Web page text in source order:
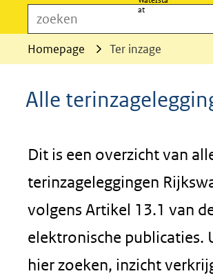
zoeken
Homepage Ter inzage
Alle
Dit is een overzicht van
terinzageleggingen
volgens Artikel 13.1 van
elektronische publicaties.
hier zoeken, inzicht